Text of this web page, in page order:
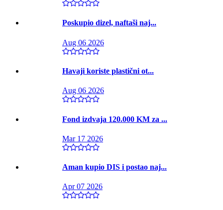
Poskupio dizel, naftaši naj...
Aug 06 2026
Havaji koriste plastični ot...
Aug 06 2026
Fond izdvaja 120.000 KM za ...
Mar 17 2026
Aman kupio DIS i postao naj...
Apr 07 2026